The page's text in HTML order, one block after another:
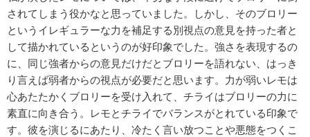
されてしまう役かなと思っていました。しかし、そのブロリー
というイレギュラーな力を補足する別視点の意見を持った者と
して描かれているというのが好印象でした。強さを表現するの
に、同じ強者からの意見だけだとブロリーを語れない、はっき
り言えば弱者からの視点が必要だと思います。力が弱いレモは
心あたたかくブロリーを受け入れて、チライはブロリーの力に
素直に向き合う。レモとチライでバランスがとれている印象で
す。彼を演じるにあたり、冷たく言い放つことや悪態をつくこ